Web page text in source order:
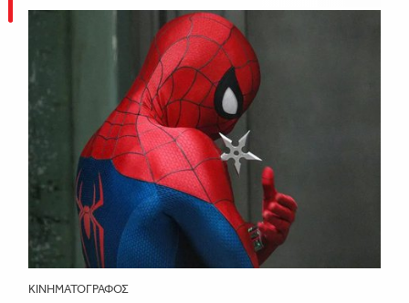
ΚΙΝΗΜΑΤΟΓΡΆΦΟΣ